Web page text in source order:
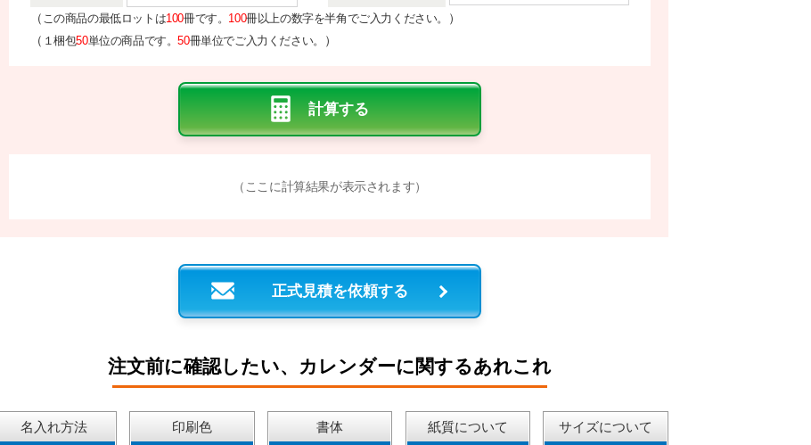
（ この商品の最低ロットは100冊です。 100冊以上の数字を半角でご入力ください。
）
（ １梱包50単位の商品です。50冊単位でご入力ください。 ）
（ここに計算結果が表示されます）
正式見積を依頼する
注文前に確認したい、カレンダーに関するあれこれ
名入れ方法 印刷色 書体 紙質について サイズについて